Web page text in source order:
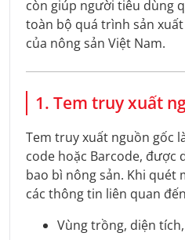
còn giúp người tiêu dùng
toàn bộ quá trình sản
của nông sản Việt Nam.
1. Tem truy xuất
Tem truy xuất nguồn gốc
code hoặc Barcode, được
bao bì nông sản. Khi quét
các thông tin liên quan
Vùng trồng, diện